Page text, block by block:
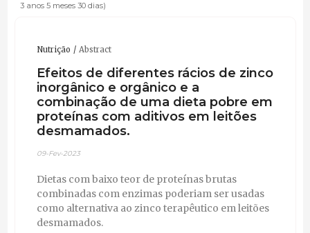
3 anos 5 meses 30 dias)
Nutrição Abstract
Efeitos de diferentes rácios de zinco
inorgânico e orgânico e a
combinação de uma dieta pobre em
proteínas com aditivos em leitões
desmamados.
09-Fev-2023
Dietas com baixo teor de proteínas brutas
combinadas com enzimas poderiam ser usadas
como alternativa ao zinco terapêutico em leitões
desmamados.